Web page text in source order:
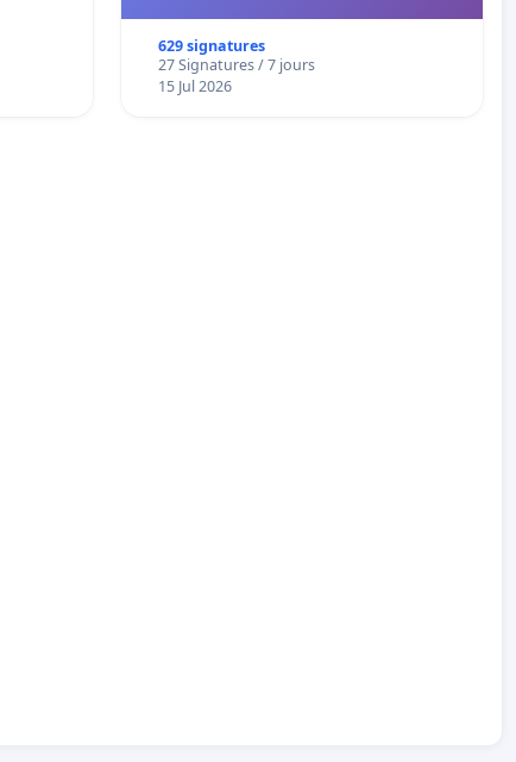
629 signatures
27 Signatures / 7 jours
15 Jul 2026